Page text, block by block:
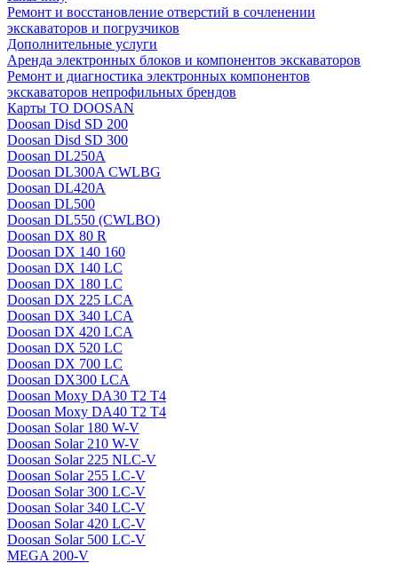
Ремонт и восстановление отверстий в сочленении
экскаваторов и погрузчиков
Дополнительные услуги
Аренда электронных блоков и компонентов экскаваторов
Ремонт и диагностика электронных компонентов
экскаваторов непрофильных брендов
Карты ТО DOOSAN
Doosan Disd SD 200
Doosan Disd SD 300
Doosan DL250A
Doosan DL300A CWLBG
Doosan DL420A
Doosan DL500
Doosan DL550 (CWLBO)
Doosan DX 80 R
Doosan DX 140 160
Doosan DX 140 LC
Doosan DX 180 LC
Doosan DX 225 LCA
Doosan DX 340 LCA
Doosan DX 420 LCA
Doosan DX 520 LC
Doosan DX 700 LC
Doosan DX300 LCA
Doosan Moxy DA30 T2 T4
Doosan Moxy DA40 T2 T4
Doosan Solar 180 W-V
Doosan Solar 210 W-V
Doosan Solar 225 NLC-V
Doosan Solar 255 LC-V
Doosan Solar 300 LC-V
Doosan Solar 340 LC-V
Doosan Solar 420 LC-V
Doosan Solar 500 LC-V
MEGA 200-V